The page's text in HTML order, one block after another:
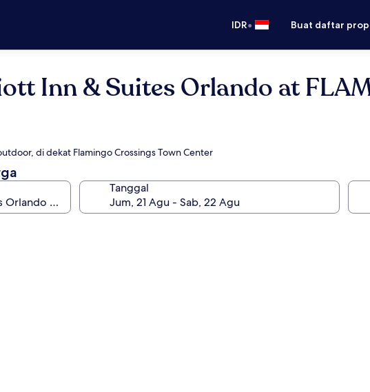
IDR• Buat daftar
Inn & Suites Orlando at
di dekat Flamingo Crossings Town Center
Tanggal